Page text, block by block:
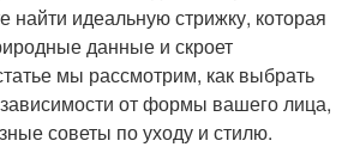
идеальную стрижку, которая
данные и скроет
мы рассмотрим, как выбрать
от формы вашего лица,
советы по уходу и стилю.